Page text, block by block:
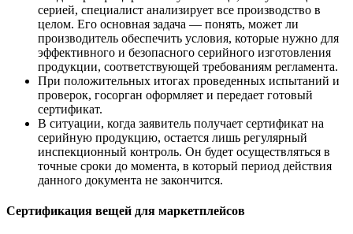
серией, специалист анализирует все производство в
целом. Его основная задача — понять, может ли
производитель обеспечить условия, которые нужно для
эффективного и безопасного серийного изготовления
продукции, соответствующей требованиям регламента.
При положительных итогах проведенных испытаний и
проверок, госорган оформляет и передает готовый
сертификат.
В ситуации, когда заявитель получает сертификат на
серийную продукцию, остается лишь регулярный
инспекционный контроль. Он будет осуществляться в
точные сроки до момента, в который период действия
данного документа не закончится.
Сертификация вещей для маркетплейсов